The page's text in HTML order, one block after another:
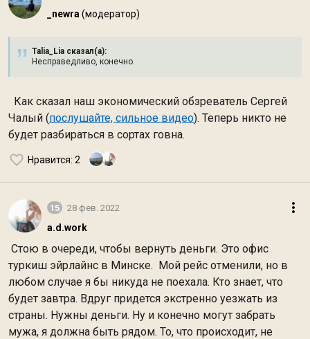
_newra (модератор)
Talia_Lia сказал(а):
Несправедливо, конечно.
Как сказал наш экономический обзреватель Сергей
Чалый (послушайте, сильное видео). Теперь никто не
будет разбираться в сортах говна.
Нравится: 2
15 28 фев. 2022
a.d.work
Стою в очереди, чтобы вернуть деньги. Это офис
туркиш эйрлайнс в Минске. Мой рейс отменили, но в
любом случае я бы никуда не поехала. Кто знает, что
будет завтра. Вдруг придется экстренно уезжать из
страны. Нужны деньги. Ну и конечно могут забрать
мужа, я должна быть рядом. То, что происходит, не